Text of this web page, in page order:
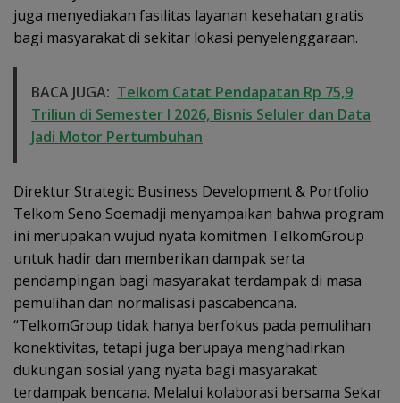
juga menyediakan fasilitas layanan kesehatan gratis
bagi masyarakat di sekitar lokasi penyelenggaraan.
BACA JUGA: Telkom Catat Pendapatan Rp 75,9
Triliun di Semester I 2026, Bisnis Seluler dan Data
Jadi Motor Pertumbuhan
Direktur Strategic Business Development & Portfolio
Telkom Seno Soemadji menyampaikan bahwa program
ini merupakan wujud nyata komitmen TelkomGroup
untuk hadir dan memberikan dampak serta
pendampingan bagi masyarakat terdampak di masa
pemulihan dan normalisasi pascabencana.
“TelkomGroup tidak hanya berfokus pada pemulihan
konektivitas, tetapi juga berupaya menghadirkan
dukungan sosial yang nyata bagi masyarakat
terdampak bencana. Melalui kolaborasi bersama Sekar